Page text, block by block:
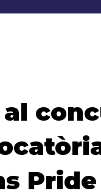
al
Pride